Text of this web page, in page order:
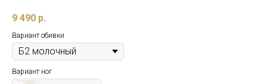
9 490 р.
Вариант обивки
Вариант ног